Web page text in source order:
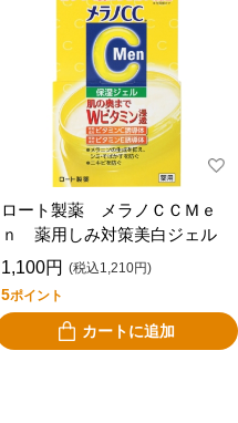
ロート製薬 メラノＣＣＭｅ
ｎ 薬用しみ対策美白ジェル
1,100円 (税込1,210円)
5ポイント
カートに追加